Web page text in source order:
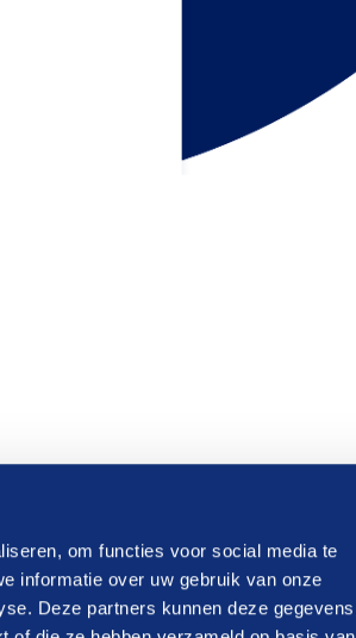
om functies voor social media te
informatie over uw gebruik van onze
Deze partners kunnen deze gegevens